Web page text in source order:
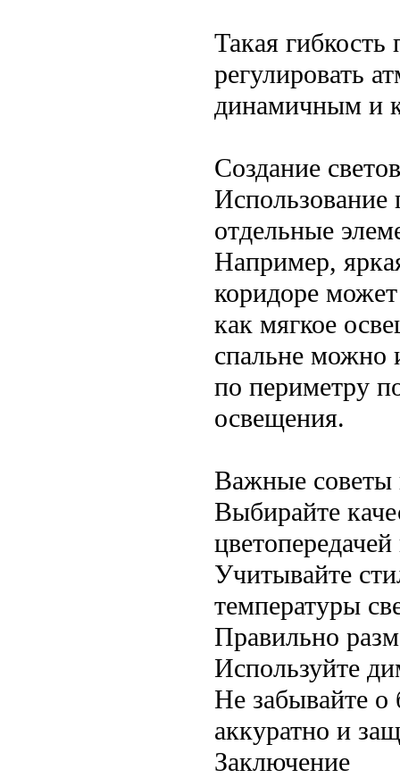
Такая гибкость
регулировать
динамичным и
Создание
Использование
отдельные
Например,
коридоре
как мягкое
спальне можно
по периметру
освещения.
Важные
Выбирайте
Учитывайте
температуры
Правильно
Используйте
Не забывайте о
аккуратно и
Заключение